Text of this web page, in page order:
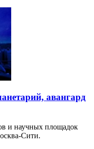
авангард
и научных площадок
Сити.